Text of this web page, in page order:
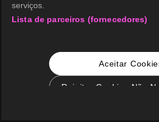
serviços.
Lista de parceiros (fornecedores)
Aceitar
Rejeitar Cookies Não